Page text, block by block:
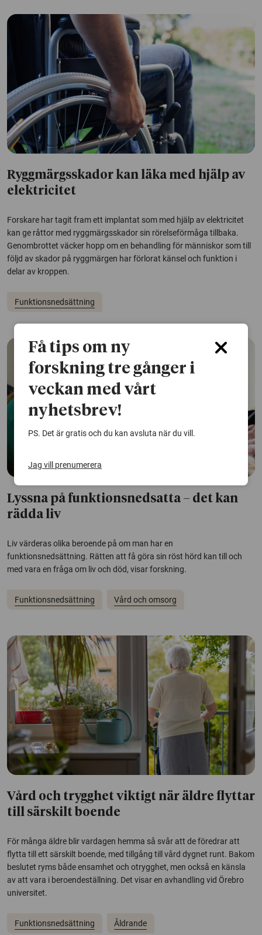
Ryggmärgsskador kan läka med hjälp av
elektricitet
Forskare har tagit fram ett implantat som med hjälp av elektricitet
kan ge råttor med ryggmärgsskador sin rörelseförmåga tillbaka.
Genombrottet väcker hopp om en behandling för människor som till
följd av skador på ryggmärgen har förlorat känsel och funktion i
delar av kroppen.
Funktionsnedsättning
Lyssna på funktionsnedsatta – det kan
rädda liv
Liv värderas olika beroende på om man har en
funktionsnedsättning. Rätten att få göra sin röst hörd kan till och
med vara en fråga om liv och död, visar forskning.
Funktionsnedsättning Vård och omsorg
Vård och trygghet viktigt när äldre flyttar
till särskilt boende
För många äldre blir vardagen hemma så svår att de föredrar att
flytta till ett särskilt boende, med tillgång till vård dygnet runt. Bakom
beslutet ryms både ensamhet och otrygghet, men också en känsla
av att vara i beroendeställning. Det visar en avhandling vid Örebro
universitet.
Funktionsnedsättning Åldrande
Få tips om ny
forskning tre gånger i
veckan med vårt
nyhetsbrev!
PS. Det är gratis och du kan avsluta när du vill.
Jag vill prenumerera